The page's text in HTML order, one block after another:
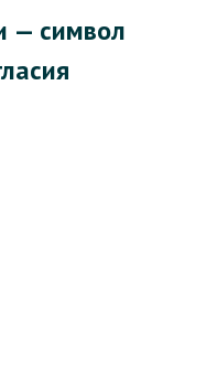
— символ